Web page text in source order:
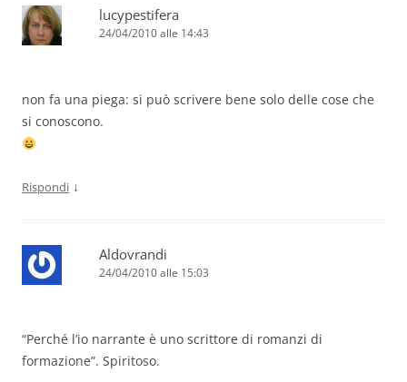
lucypestifera
24/04/2010 alle 14:43
non fa una piega: si può scrivere bene solo delle cose che
si conoscono.
Rispondi ↓
Aldovrandi
24/04/2010 alle 15:03
“Perché l’io narrante è uno scrittore di romanzi di
formazione”. Spiritoso.